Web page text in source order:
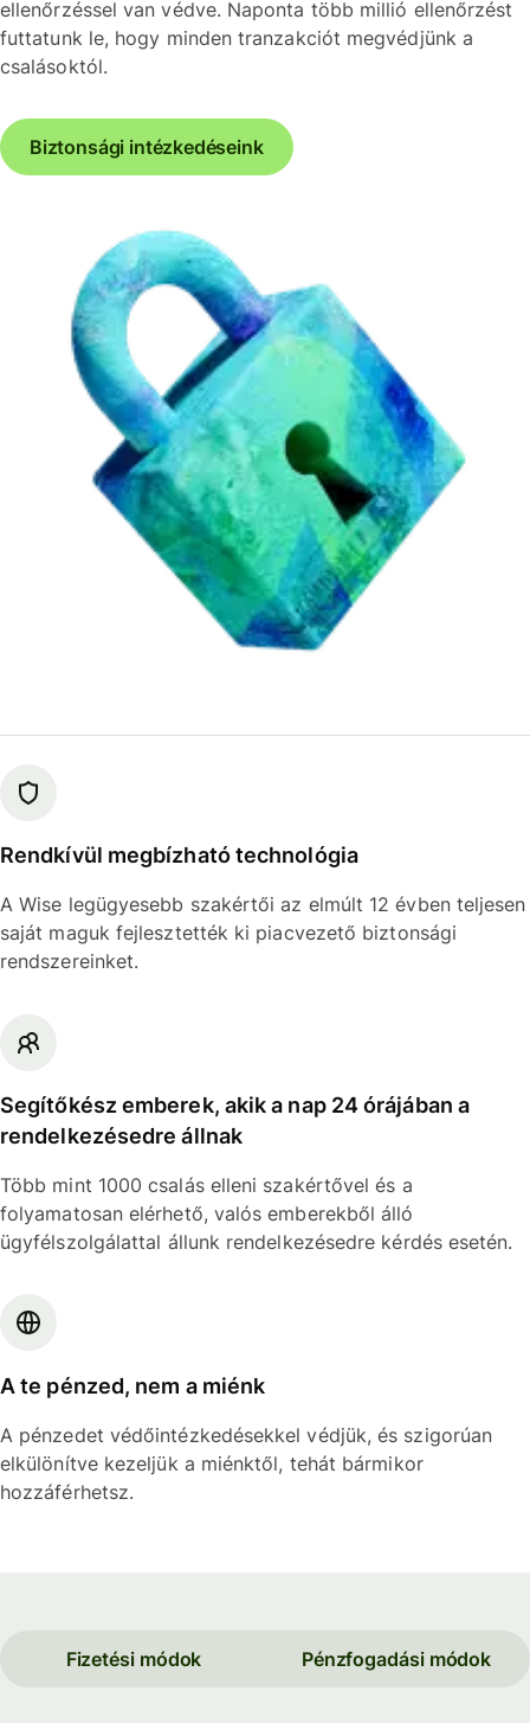
ellenőrzéssel van védve. Naponta több millió ellenőrzést
futtatunk le, hogy minden tranzakciót megvédjünk a
csalásoktól.
Biztonsági intézkedéseink
Rendkívül megbízható technológia
A Wise legügyesebb szakértői az elmúlt 12 évben teljesen
saját maguk fejlesztették ki piacvezető biztonsági
rendszereinket.
Segítőkész emberek, akik a nap 24 órájában a
rendelkezésedre állnak
Több mint 1000 csalás elleni szakértővel és a
folyamatosan elérhető, valós emberekből álló
ügyfélszolgálattal állunk rendelkezésedre kérdés esetén.
A te pénzed, nem a miénk
A pénzedet védőintézkedésekkel védjük, és szigorúan
elkülönítve kezeljük a miénktől, tehát bármikor
hozzáférhetsz.
Fizetési módok Pénzfogadási módok